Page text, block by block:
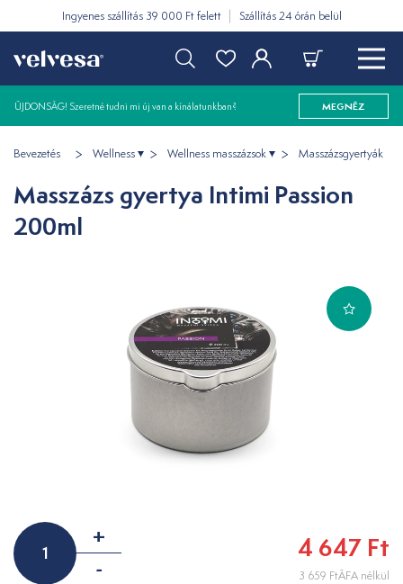
Ingyenes szállítás 39 000 Ft felett Szállítás 24 órán belül
ÚJDONSÁG! Szeretné tudni mi új van a kínálatunkban? MEGNÉZ
Bevezetés Wellness Wellness masszázsok Masszázsgyertyák
Masszázs gyertya Intimi Passion
200ml
+
-
4 647 Ft
3 659 FtÁFA nélkül